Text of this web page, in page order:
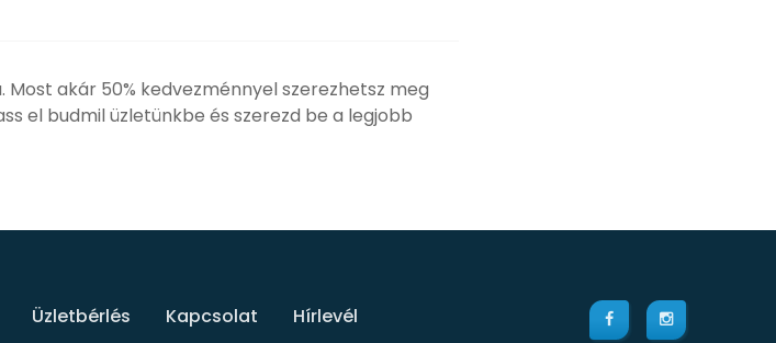
akár 50% kedvezménnyel szerezhetsz meg
el budmil üzletünkbe és szerezd be a legjobb
Üzletbérlés Kapcsolat Hírlevél